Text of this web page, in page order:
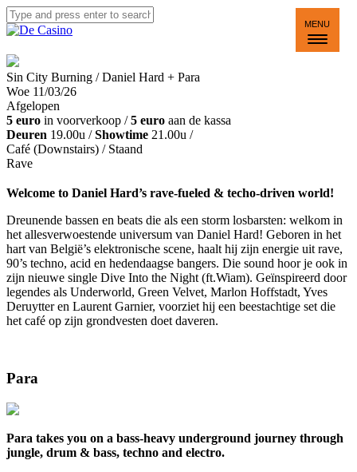
Sin City Burning / Daniel Hard + Para
Woe 11/03/26
Afgelopen
5 euro in voorverkoop /5 euro aan de kassa
Deuren 19.00u /Showtime 21.00u /
Café (Downstairs) / Staand
Rave
Welcome to Daniel Hard’s rave-fueled & techo-driven world!
Dreunende bassen en beats die als een storm losbarsten: welkom in
het allesverwoestende universum van Daniel Hard! Geboren in het
hart van België’s elektronische scene, haalt hij zijn energie uit rave,
90’s techno, acid en hedendaagse bangers. Die sound hoor je ook in
zijn nieuwe single Dive Into the Night (ft.Wiam). Geïnspireerd door
legendes als Underworld, Green Velvet, Marlon Hoffstadt, Yves
Deruytter en Laurent Garnier, voorziet hij een beestachtige set die
het café op zijn grondvesten doet daveren.
Para
Para takes you on a bass-heavy underground journey through
jungle, drum & bass, techno and electro.
MENU